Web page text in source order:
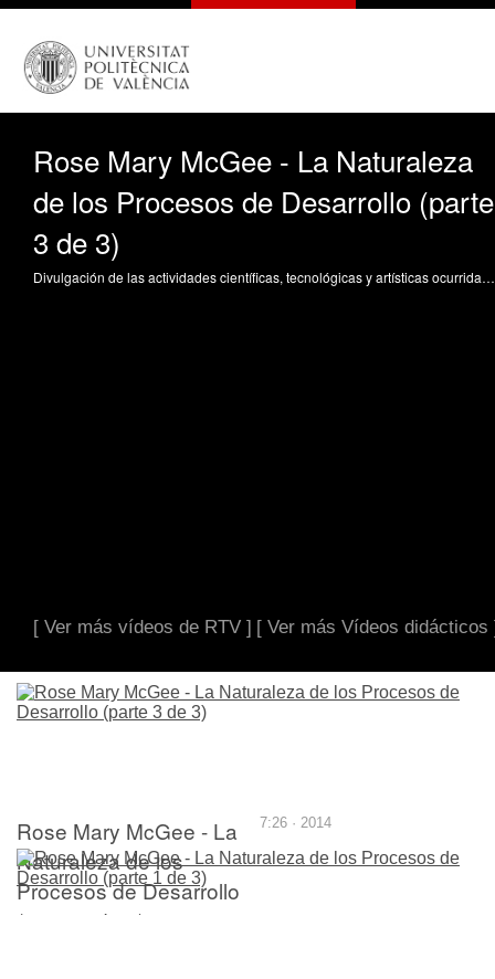
Rose Mary McGee - La Naturaleza
de los Procesos de Desarrollo (parte
3 de 3)
Divulgación de las actividades científicas, tecnológicas y artísticas ocurridas en los tres campus de la UPV
[ Ver más vídeos de RTV ] [ Ver más Vídeos didácticos
Rose Mary McGee - La
Naturaleza de los
Procesos de Desarrollo
(parte 3 de 3)
7:26 · 2014